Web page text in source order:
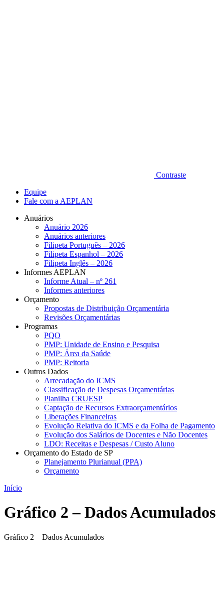
Contraste
Equipe
Fale com a AEPLAN
Anuários
Anuário 2026
Anuários anteriores
Filipeta Português – 2026
Filipeta Espanhol – 2026
Filipeta Inglês – 2026
Informes AEPLAN
Informe Atual – nº 261
Informes anteriores
Orçamento
Propostas de Distribuição Orçamentária
Revisões Orçamentárias
Programas
PQO
PMP: Unidade de Ensino e Pesquisa
PMP: Área da Saúde
PMP: Reitoria
Outros Dados
Arrecadação do ICMS
Classificação de Despesas Orçamentárias
Planilha CRUESP
Captação de Recursos Extraorçamentários
Liberações Financeiras
Evolução Relativa do ICMS e da Folha de Pagamento
Evolução dos Salários de Docentes e Não Docentes
LDO: Receitas e Despesas / Custo Aluno
Orçamento do Estado de SP
Planejamento Plurianual (PPA)
Orçamento
Início
Gráfico 2 – Dados Acumulados
Gráfico 2 – Dados Acumulados